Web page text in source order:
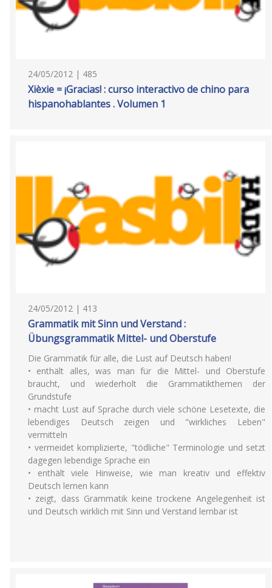
24/05/2012 | 485
Xièxie = ¡Gracias! : curso interactivo de chino para
hispanohablantes . Volumen 1
24/05/2012 | 413
Grammatik mit Sinn und Verstand :
Übungsgrammatik Mittel- und Oberstufe
Die Grammatik für alle, die Lust auf Deutsch haben!
• enthält alles, was man für die Mittel- und Oberstufe
braucht, und wiederholt die Grammatikthemen der
Grundstufe
• macht Lust auf Sprache durch viele schöne Lesetexte, die
lebendiges Deutsch zeigen und "wirkliches Leben"
vermitteln
• vermeidet komplizierte, "tödliche" Terminologie und setzt
dagegen lebendige Sprache ein
• enthält viele Hinweise, wie man kreativ und effektiv
Deutsch lernen kann
• zeigt, dass Grammatik keine trockene Angelegenheit ist
und Deutsch wirklich mit Sinn und Verstand lernbar ist